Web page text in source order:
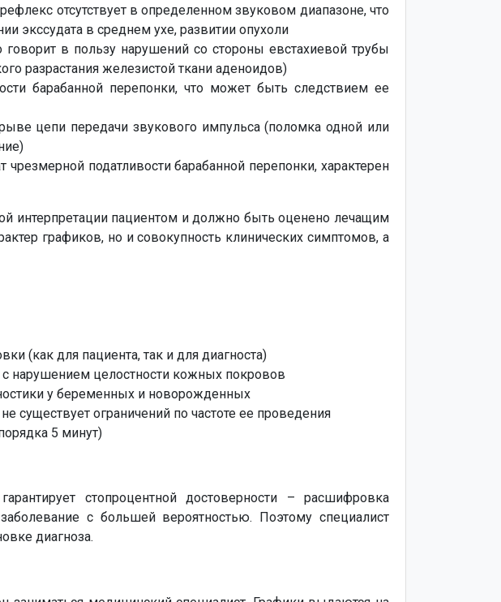
отсутствует в определенном звуковом диапазоне, что
экссудата в среднем ухе, развитии опухоли
в пользу нарушений со стороны евстахиевой трубы
разрастания железистой ткани аденоидов)
барабанной перепонки, что может быть следствием ее
цепи передачи звукового импульса (поломка одной или
податливости барабанной перепонки, характерен
интерпретации пациентом и должно быть оценено лечащим
графиков, но и совокупность клинических симптомов, а
(как для пациента, так и для диагноста)
с нарушением целостности кожных покровов
у беременных и новорожденных
существует ограничений по частоте ее проведения
5 минут)
стопроцентной достоверности – расшифровка
с большей вероятностью. Поэтому специалист
диагноза.